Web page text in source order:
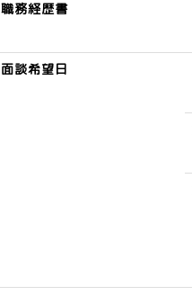
職務経歴書
面談希望日